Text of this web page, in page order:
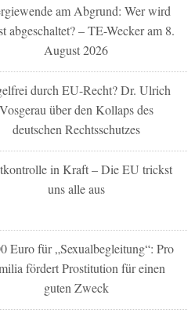
am Abgrund: Wer wird
abgeschaltet? – TE-Wecker am 8.
August 2026
durch EU-Recht? Dr. Ulrich
Vosgerau über den Kollaps des
deutschen Rechtsschutzes
in Kraft – Die EU trickst
uns alle aus
Euro für „Sexualbegleitung“: Pro
fördert Prostitution für einen
guten Zweck